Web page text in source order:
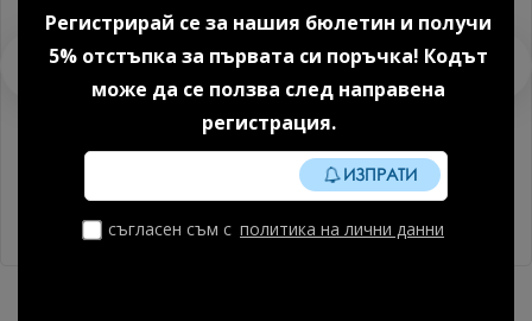
Регистрирай се за нашия бюлетин и получи
5% отстъпка за първата си поръчка! Кодът
може да се ползва след направена
регистрация.
ИЗПРАТИ
съгласен съм с политика на лични данни
Гел боя №26 4 мл.
5.11 € (9.99 лв.)
Гел боя №29 4 мл.
5.11 € (9.99 лв.)